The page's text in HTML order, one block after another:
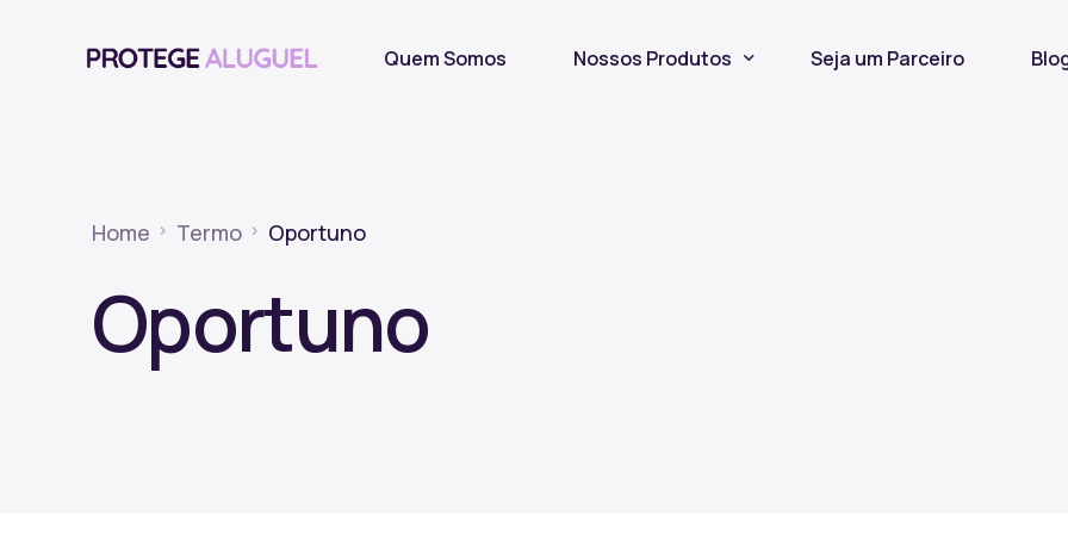
Quem Somos Nossos Produtos Seja um Parceiro
Home Termo Oportuno
Oportuno